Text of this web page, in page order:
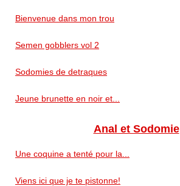
Bienvenue dans mon trou
Semen gobblers vol 2
Sodomies de detraques
Jeune brunette en noir et...
Anal et Sodomie
Une coquine a tenté pour la...
Viens ici que je te pistonne!